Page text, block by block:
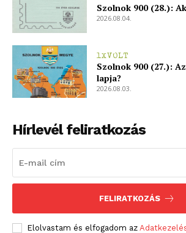
Szolnok 900 (28.):
2026.08.04.
1XVOLT
Szolnok 900 (27.):
lapja?
2026.08.03.
Hírlevél feliratkozás
FELIRATKOZÁS
Elolvastam és elfogadom az